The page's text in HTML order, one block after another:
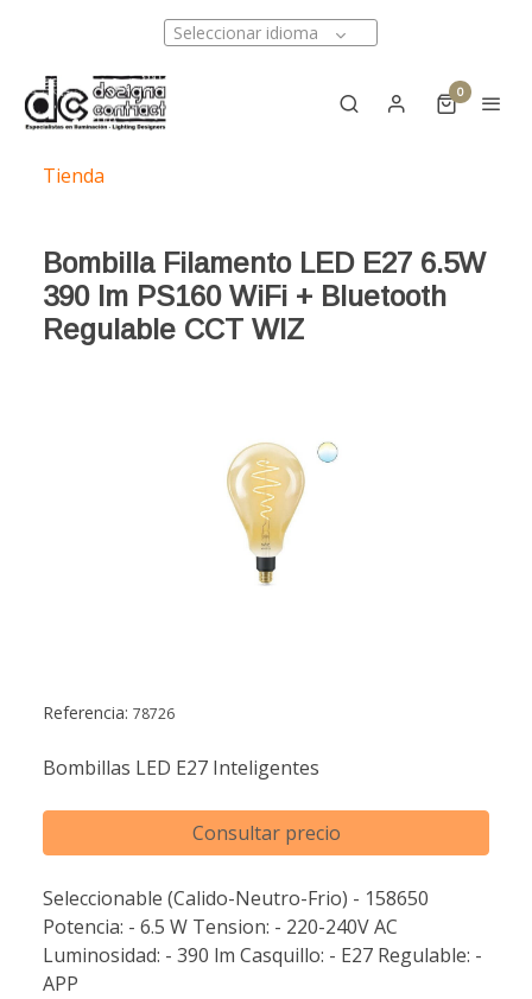
Seleccionar idioma
0
Tienda
Bombilla Filamento LED E27 6.5W
390 lm PS160 WiFi + Bluetooth
Regulable CCT WIZ
Referencia: 78726
Bombillas LED E27 Inteligentes
Consultar precio
Seleccionable (Calido-Neutro-Frio) - 158650
Potencia: - 6.5 W Tension: - 220-240V AC
Luminosidad: - 390 lm Casquillo: - E27 Regulable: -
APP